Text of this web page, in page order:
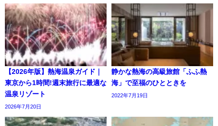
【2026年版】熱海温泉ガイド｜
東京から1時間!週末旅行に最適な
温泉リゾート
2026年7月20日
静かな熱海の高級旅館「ふふ熱
海」で至福のひとときを
2022年7月19日